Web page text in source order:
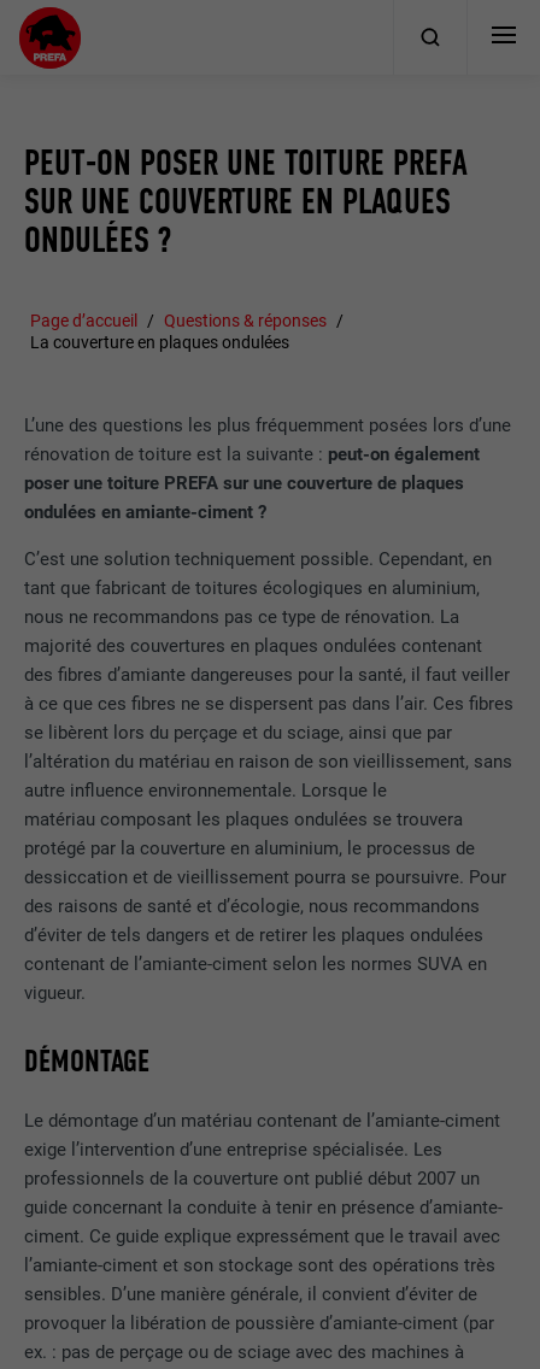
PEUT-ON POSER UNE TOITURE PREFA
SUR UNE COUVERTURE EN PLAQUES
ONDULÉES ?
Page d’accueil
Questions & réponses
La couverture en plaques ondulées
L’une des questions les plus fréquemment posées lors d’une
rénovation de toiture est la suivante : peut-on également
poser une toiture PREFA sur une couverture de plaques
ondulées en amiante-ciment ?
C’est une solution techniquement possible. Cependant, en
tant que fabricant de toitures écologiques en aluminium,
nous ne recommandons pas ce type de rénovation. La
majorité des couvertures en plaques ondulées contenant
des fibres d’amiante dangereuses pour la santé, il faut veiller
à ce que ces fibres ne se dispersent pas dans l’air. Ces fibres
se libèrent lors du perçage et du sciage, ainsi que par
l’altération du matériau en raison de son vieillissement, sans
autre influence environnementale. Lorsque le
matériau composant les plaques ondulées se trouvera
protégé par la couverture en aluminium, le processus de
dessiccation et de vieillissement pourra se poursuivre. Pour
des raisons de santé et d’écologie, nous recommandons
d’éviter de tels dangers et de retirer les plaques ondulées
contenant de l’amiante-ciment selon les normes SUVA en
vigueur.
DÉMONTAGE
Le démontage d’un matériau contenant de l’amiante-ciment
exige l’intervention d’une entreprise spécialisée. Les
professionnels de la couverture ont publié début 2007 un
guide concernant la conduite à tenir en présence d’amiante-
ciment. Ce guide explique expressément que le travail avec
l’amiante-ciment et son stockage sont des opérations très
sensibles. D’une manière générale, il convient d’éviter de
provoquer la libération de poussière d’amiante-ciment (par
ex. : pas de perçage ou de sciage avec des machines à